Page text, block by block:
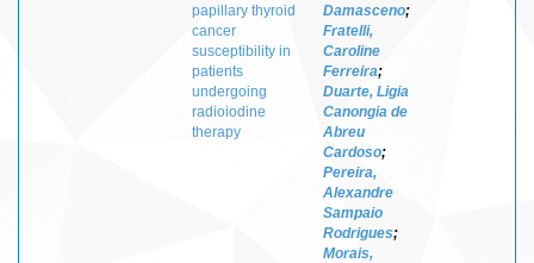
papillary thyroid
cancer
susceptibility in
patients
undergoing
radioiodine
therapy
Damasceno;
Fratelli,
Caroline
Ferreira;
Duarte, Ligia
Canongia de
Abreu
Cardoso;
Pereira,
Alexandre
Sampaio
Rodrigues;
Morais,